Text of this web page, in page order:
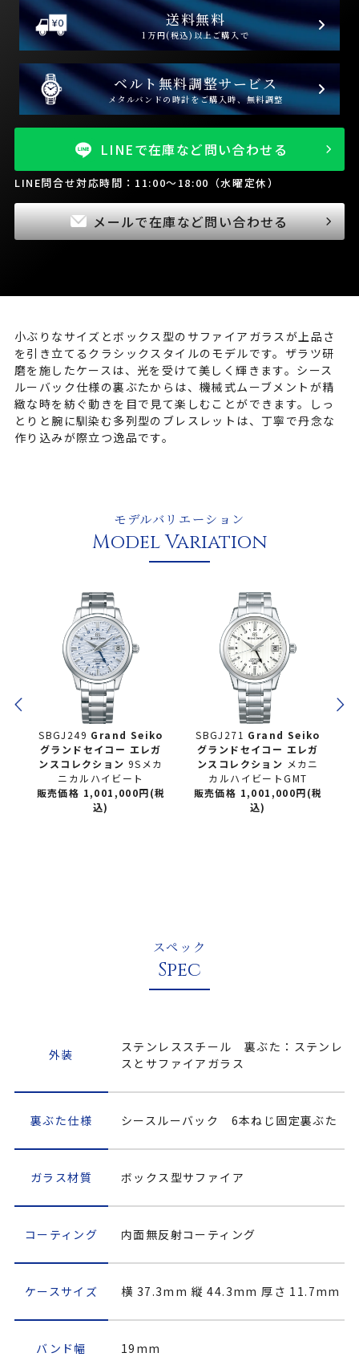
送料無料
1万円(税込)以上ご購入で
ベルト無料調整サービス
メタルバンドの時計をご購入時、無料調整
LINEで在庫など問い合わせる
LINE問合せ対応時間：11:00～18:00（水曜定休）
メールで在庫など問い合わせる
小ぶりなサイズとボックス型のサファイアガラスが上品さ
を引き立てるクラシックスタイルのモデルです。ザラツ研
磨を施したケースは、光を受けて美しく輝きます。シース
ルーバック仕様の裏ぶたからは、機械式ムーブメントが精
緻な時を紡ぐ動きを目で見て楽しむことができます。しっ
とりと腕に馴染む多列型のブレスレットは、丁寧で丹念な
作り込みが際立つ逸品です。
モデルバリエーション
Model Variation
SBGJ249 Grand Seiko
グランドセイコー エレガ
ンスコレクション 9Sメカ
ニカルハイビート
販売価格 1,001,000円(税
込)
SBGJ271 Grand Seiko
グランドセイコー エレガ
ンスコレクション メカニ
カルハイビートGMT
販売価格 1,001,000円(税
込)
スペック
Spec
外装
ステンレススチール 裏ぶた：ステンレ
スとサファイアガラス
裏ぶた仕様 シースルーバック 6本ねじ固定裏ぶた
ガラス材質 ボックス型サファイア
コーティング 内面無反射コーティング
ケースサイズ 横 37.3mm 縦 44.3mm 厚さ 11.7mm
バンド幅 19mm